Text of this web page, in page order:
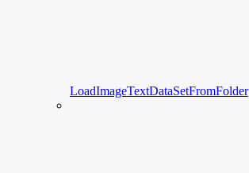
LoadImageTextDataSetFromFolder